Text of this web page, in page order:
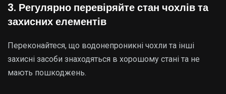
3. Регулярно перевіряйте стан чохлів та
захисних елементів
Переконайтеся, що водонепроникні чохли та інші
захисні засоби знаходяться в хорошому стані та не
мають пошкоджень.